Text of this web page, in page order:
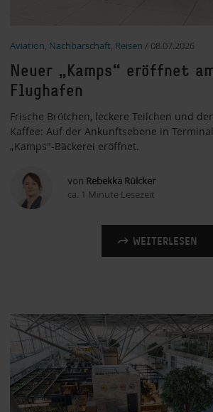
Aviation, Nachbarschaft, Reisen / 08.07.2026
Neuer „Kamps“ eröffnet
Flughafen
Frische Brötchen, leckere Teilchen und
Kaffee: Auf der Ankunftsebene in
„Kamps"-Bäckerei eröffnet.
von Rebekka Rülcker
ca. 1 Minute Lesezeit
WEITERLESEN